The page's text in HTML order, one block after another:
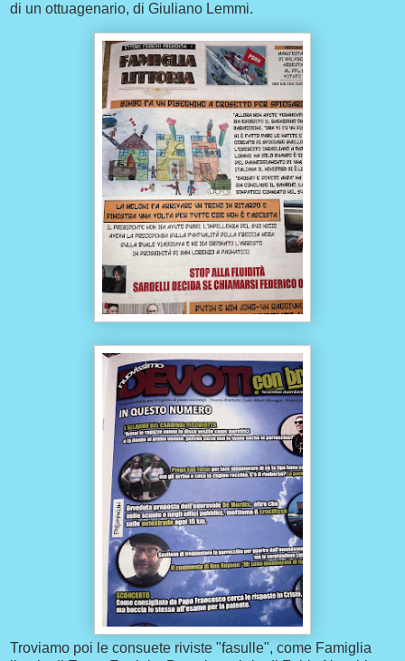
di un ottuagenario, di Giuliano Lemmi.
Troviamo poi le consuete riviste "fasulle", come Famiglia